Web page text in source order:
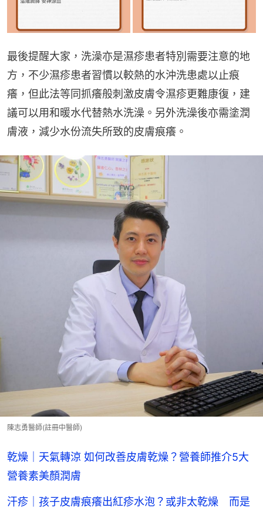
最後提醒大家，洗澡亦是濕疹患者特別需要注意的地
方，不少濕疹患者習慣以較熱的水沖洗患處以止痕
癢，但此法等同抓癢般刺激皮膚令濕疹更難康復，建
議可以用和暖水代替熱水洗澡。另外洗澡後亦需塗潤
膚液，減少水份流失所致的皮膚痕癢。
陳志勇醫師(註冊中醫師)
乾燥｜天氣轉涼 如何改善皮膚乾燥？營養師推介5大
營養素美顏潤膚
汗疹｜孩子皮膚痕癢出紅疹水泡？或非太乾燥 而是